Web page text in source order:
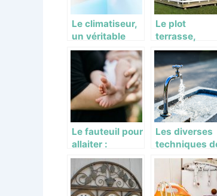
Le climatiseur,
un véritable
dispositif de
production de
fraîcheur au
sein de votre
maison
Le plot
terrasse,
l’accessoire
parfait pour
rééquilibrer
votre
Le fauteuil pour
allaiter :
comment faire
le meilleur
choix
Les diverses
techniques
reduction de
facture d’eau